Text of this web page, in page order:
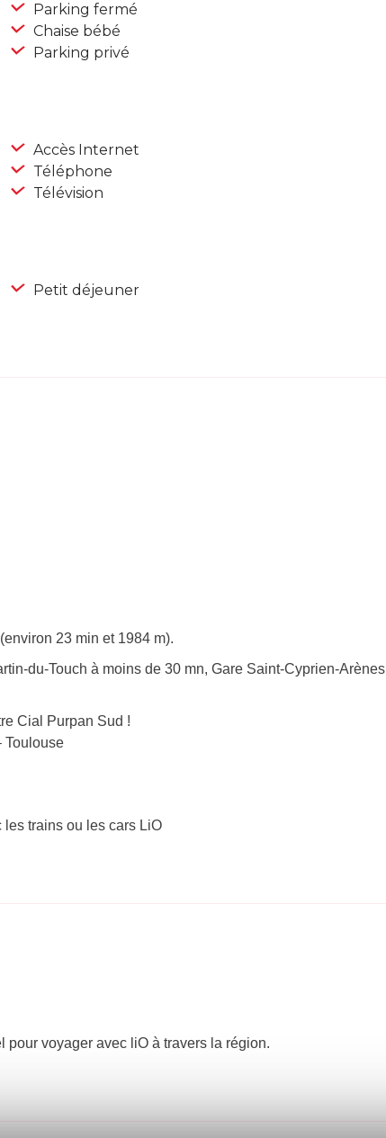
Parking fermé
Chaise bébé
Parking privé
Accès Internet
Téléphone
Télévision
Petit déjeuner
23 min et 1984 m).
du-Touch à moins de 30 mn, Gare Saint-Cyprien-Arènes
Cial Purpan Sud !
Toulouse
trains ou les cars LiO
voyager avec liO à travers la région.